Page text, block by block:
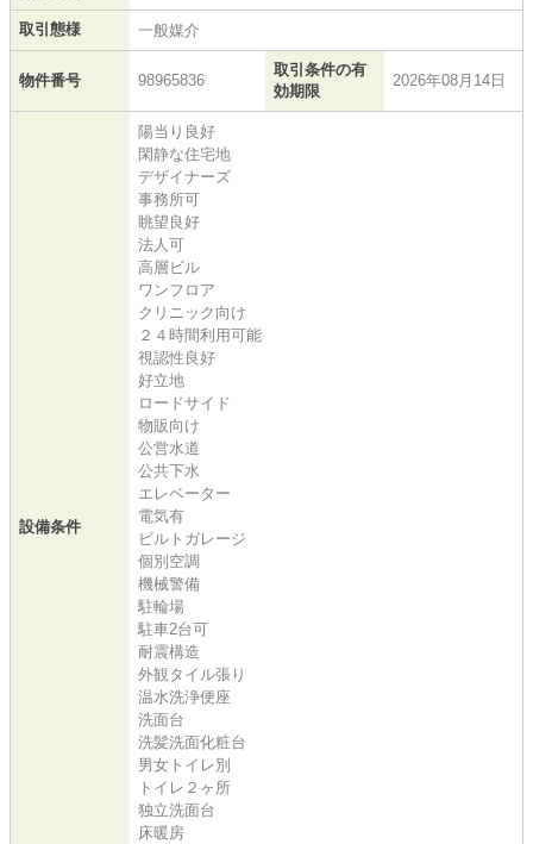
取引態様 一般媒介
物件番号 98965836
取引条件の有
効期限
2026年08月14日
設備条件
陽当り良好
閑静な住宅地
デザイナーズ
事務所可
眺望良好
法人可
高層ビル
ワンフロア
クリニック向け
２４時間利用可能
視認性良好
好立地
ロードサイド
物販向け
公営水道
公共下水
エレベーター
電気有
ビルトガレージ
個別空調
機械警備
駐輪場
駐車2台可
耐震構造
外観タイル張り
温水洗浄便座
洗面台
洗髪洗面化粧台
男女トイレ別
トイレ２ヶ所
独立洗面台
床暖房